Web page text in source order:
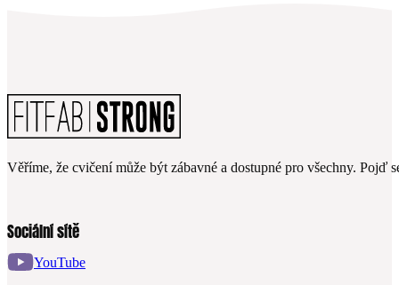
Věříme, že cvičení může být zábavné a dostupné pro všechny. Pojď
Sociální sítě
YouTube